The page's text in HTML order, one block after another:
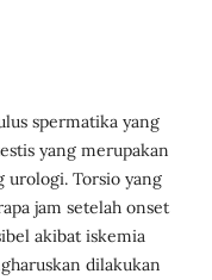
spermatika yang
yang merupakan
urologi. Torsio yang
jam setelah onset
akibat iskemia
dilakukan